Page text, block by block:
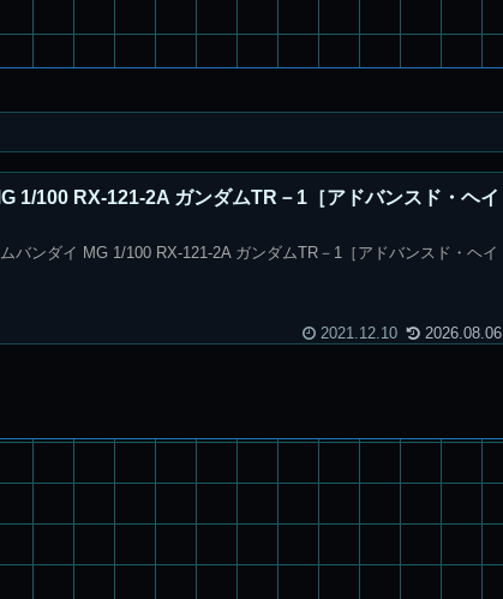
1/100 RX-121-2A ガンダムTR－1［アドバンスド・ヘイ
バンダイ MG 1/100 RX-121-2A ガンダムTR－1［アドバンスド・ヘイ
2021.12.10 2026.08.06